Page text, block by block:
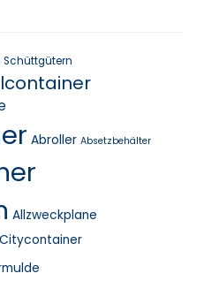
Schüttgütern
Abroller Absetzbehälter
Allzweckplane
Citycontainer